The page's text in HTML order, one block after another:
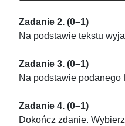
Zadanie 2. (0–1)
Na podstawie tekstu
Zadanie 3. (0–1)
Na podstawie podanego
Zadanie 4. (0–1)
Dokończ zdanie.